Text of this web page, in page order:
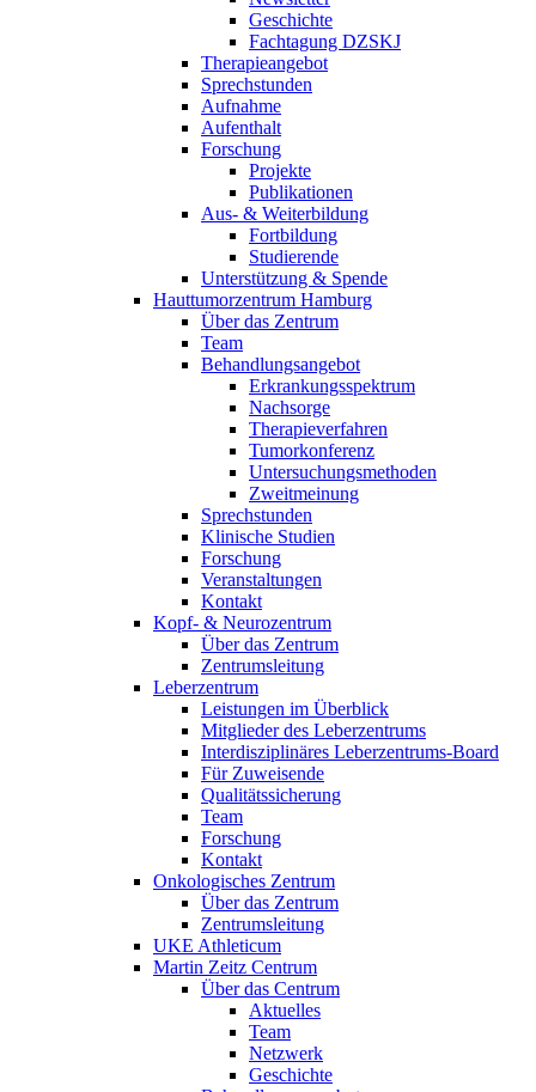
Geschichte
Fachtagung DZSKJ
Therapieangebot
Sprechstunden
Aufnahme
Aufenthalt
Forschung
Projekte
Publikationen
Aus- & Weiterbildung
Fortbildung
Studierende
Unterstützung & Spende
Hauttumorzentrum Hamburg
Über das Zentrum
Team
Behandlungsangebot
Erkrankungsspektrum
Nachsorge
Therapieverfahren
Tumorkonferenz
Untersuchungsmethoden
Zweitmeinung
Sprechstunden
Klinische Studien
Forschung
Veranstaltungen
Kontakt
Kopf- & Neurozentrum
Über das Zentrum
Zentrumsleitung
Leberzentrum
Leistungen im Überblick
Mitglieder des Leberzentrums
Interdisziplinäres Leberzentrums-Board
Für Zuweisende
Qualitätssicherung
Team
Forschung
Kontakt
Onkologisches Zentrum
Über das Zentrum
Zentrumsleitung
UKE Athleticum
Martin Zeitz Centrum
Über das Centrum
Aktuelles
Team
Netzwerk
Geschichte